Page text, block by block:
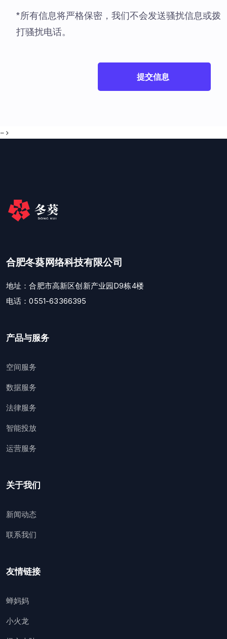
*所有信息将严格保密，我们不会发送骚扰信息或拨
打骚扰电话。
-->
合肥冬葵网络科技有限公司
地址：合肥市高新区创新产业园D9栋4楼
电话：0551-63366395
产品与服务
空间服务
数据服务
法律服务
智能投放
运营服务
关于我们
新闻动态
联系我们
友情链接
蝉妈妈
小火龙